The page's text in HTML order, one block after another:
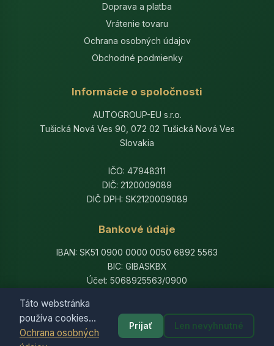
Táto webstránka
používa cookies...
Ochrana osobných
Prijať Len nevyhnutné
Doprava a platba
Vrátenie tovaru
Ochrana osobných údajov
Obchodné podmienky
Informácie o spoločnosti
AUTOGROUP-EU s.r.o.
Tušická Nová Ves 90, 072 02 Tušická Nová Ves
Slovakia
IČO: 47948311
DIČ: 2120009089
DIČ DPH: SK2120009089
Bankové údaje
IBAN: SK51 0900 0000 0050 6892 5563
BIC: GIBASKBX
Účet: 5068925563/0900